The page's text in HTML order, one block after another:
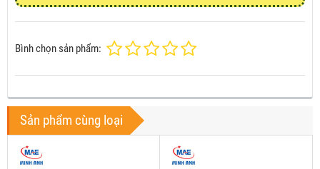
Bình chọn sản phẩm:
Sản phẩm cùng loại